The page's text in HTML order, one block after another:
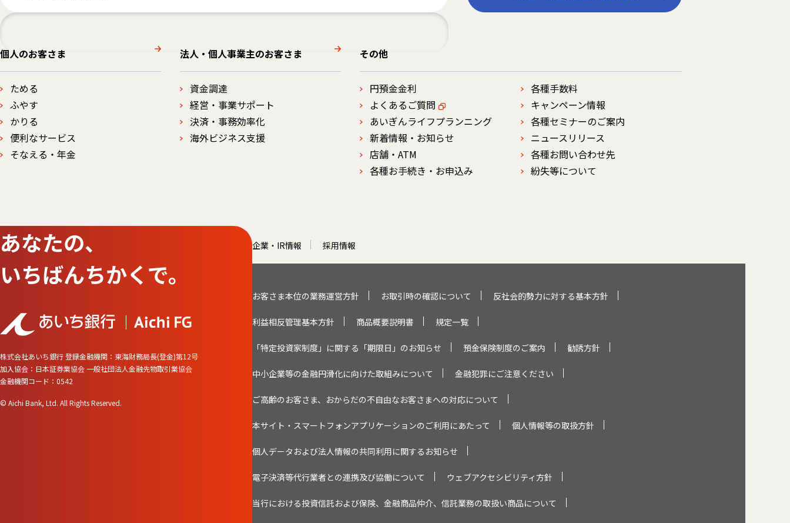
個人のお客さま
ためる
ふやす
かりる
便利なサービス
そなえる・年金
法人・個人事業主のお客さま
資金調達
経営・事業サポート
決済・事務効率化
海外ビジネス支援
その他
円預金金利
各種手数料
よくあるご質問
キャンペーン情報
あいぎんライフプランニング
各種セミナーのご案内
新着情報・お知らせ
ニュースリリース
店舗・ATM
各種お問い合わせ先
各種お手続き・お申込み
紛失等について
あなたの、
いちばんちかくで。
株式会社あいち銀行登録金融機関：東海財務局長(登金)第12号
加入協会：日本証券業協会 一般社団法人金融先物取引業協会
金融機関コード：0542
© Aichi Bank, Ltd. All Rights Reserved.
企業・IR情報 採用情報
お客さま本位の業務運営方針 お取引時の確認について 反社会的勢力に対する基本方針
利益相反管理基本方針 商品概要説明書 規定一覧
「特定投資家制度」に関する「期限日」のお知らせ 預金保険制度のご案内 勧誘方針
中小企業等の金融円滑化に向けた取組みについて 金融犯罪にご注意ください
ご高齢のお客さま、おからだの不自由なお客さまへの対応について
本サイト・スマートフォンアプリケーションのご利用にあたって 個人情報等の取扱方針
個人データおよび法人情報の共同利用に関するお知らせ
電子決済等代行業者との連携及び協働について ウェブアクセシビリティ方針
当行における投資信託および保険、金融商品仲介、信託業務の取扱い商品について